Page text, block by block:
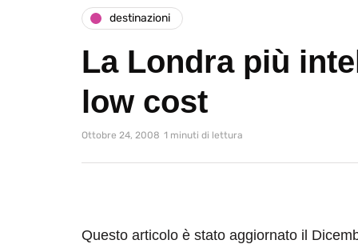
destinazioni
La Londra più
low cost
Ottobre 24, 2008 1 minuti di lettura
Questo articolo è stato aggiornato il